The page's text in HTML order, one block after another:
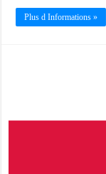
Plus d Informations »